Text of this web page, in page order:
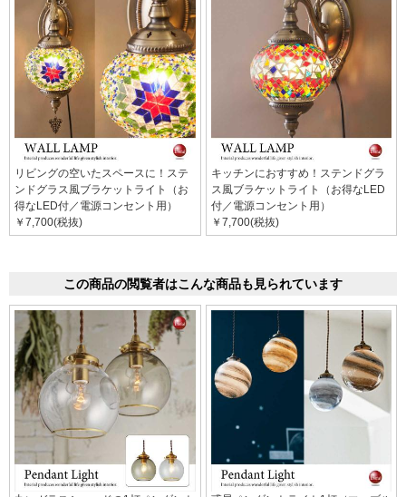
リビングの空いたスペースに！ステ
ンドグラス風ブラケットライト（お
得なLED付／電源コンセント用）
￥7,700(税抜)
キッチンにおすすめ！ステンドグラ
ス風ブラケットライト（お得なLED
付／電源コンセント用）
￥7,700(税抜)
この商品の閲覧者はこんな商品も見られています